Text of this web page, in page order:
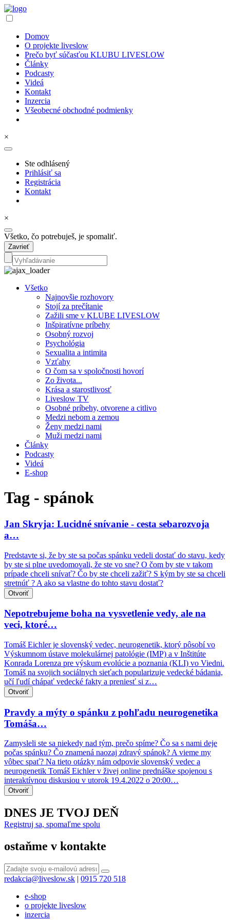
Domov
O projekte liveslow
Prečo byť súčasťou KLUBU LIVESLOW
Články
Podcasty
Videá
Kontakt
Inzercia
Všeobecné obchodné podmienky
×
Ste odhlásený
Prihlásiť sa
Registrácia
Kontakt
×
Všetko, čo potrebuješ, je spomaliť.
Zavrieť
Všetko
Najnovšie rozhovory
Stojí za prečítanie
Zažili sme v KLUBE LIVESLOW
Inšpiratívne príbehy
Osobný rozvoj
Psychológia
Sexualita a intimita
Vzťahy
O čom sa v spoločnosti hovorí
Zo života...
Krása a starostlivosť
Liveslow TV
Osobné príbehy, otvorene a citlivo
Medzi nebom a zemou
Ženy medzi nami
Muži medzi nami
Články
Podcasty
Videá
E-shop
Tag - spánok
Jan Skryja: Lucidné snívanie - cesta sebarozvoja
a…
Predstavte si, že by ste sa počas spánku vedeli dostať do stavu, kedy
by ste si plne uvedomovali, že ste vo sne? O čom by ste v takom
prípade chceli snívať? Čo by ste chceli zažiť? S kým by ste sa chceli
stretnúť ? A ako sa vlastne do tohto stavu dostať?
Otvoriť
Nepotrebujeme boha na vysvetlenie vedy, ale na
veci, ktoré…
Tomáš Eichler je slovenský vedec, neurogenetik, ktorý pôsobí vo
Výskumnom ústave molekulárnej patológie (IMP) a v Inštitúte
Konrada Lorenza pre výskum evolúcie a poznania (KLI) vo Viedni.
Tomáš na svojich sociálnych sieťach popularizuje vedecké bádania,
učí ľudí chápať vedecké fakty a preniesť si z…
Otvoriť
Pravdy a mýty o spánku z pohľadu neurogenetika
Tomáša…
Zamysleli ste sa niekedy nad tým, prečo spíme? Čo sa s nami deje
počas spánku? Čo znamená naozaj zdravý spánok? A vieme my
vôbec spať? Na tieto otázky nám odpovie slovenský vedec a
neurogenetik Tomáš Eichler v živej online prednáške spojenou s
interaktívnou diskusiou v utorok 19.4.2022 o 20:00…
Otvoriť
DNES JE TVOJ DEŇ
Registruj sa, spomaľme spolu
ostaňme v kontakte
redakcia@liveslow.sk | 0915 720 518
e-shop
o projekte liveslow
inzercia